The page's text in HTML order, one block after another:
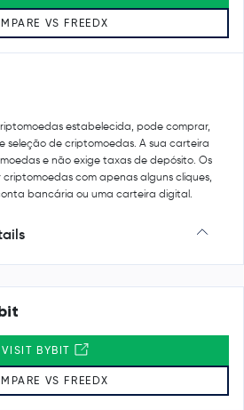
estabelecida, pode comprar,
seleção de criptomoedas. A sua carteira
e não exige taxas de depósito. Os
com apenas alguns cliques,
bancária ou uma carteira digital.
VS FREEDX
VISIT BYBIT
VS FREEDX